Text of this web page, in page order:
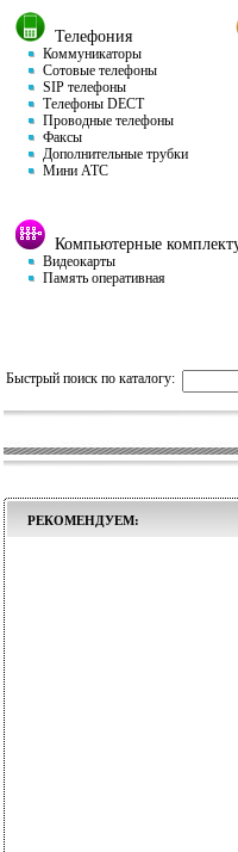
Телефония
Коммуникаторы
Сотовые телефоны
SIP телефоны
Телефоны DECT
Проводные телефоны
Факсы
Дополнительные трубки
Мини АТС
Компьютерные
Видеокарты
Память оперативная
Быстрый поиск по каталогу:
РЕКОМЕНДУЕМ: